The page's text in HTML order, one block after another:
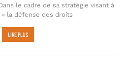
le cadre de sa stratégie visant à
la défense des droits
LIRE PLUS